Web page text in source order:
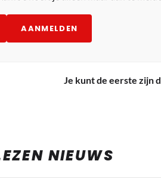
AANMELDEN
Je kunt de eerste zijn
NIEUWS